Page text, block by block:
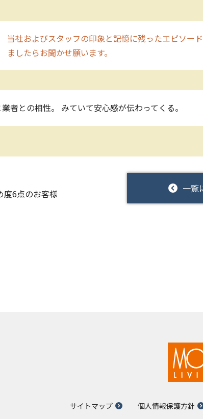
当社およびスタッフの印象と記憶に残ったエピソー
ましたらお聞かせ願います。
者との相性。 みていて安心感が伝わってくる。
度6点のお客様 一覧
サイトマップ 個人情報保護方針